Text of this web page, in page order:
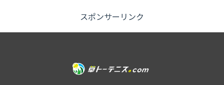
スポンサーリンク